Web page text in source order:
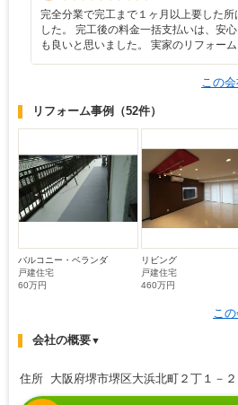
完全分業で完工まで１ヶ月以上要した所
した。 完工後の料金一括支払いは、安
も良いと思いました。 実家のリフォー
この
リフォーム事例 （52件）
バルコニー・ベランダ
戸建住宅
60万円
リビング
戸建住宅
460万円
こ
会社の概要▼
住所 大阪府堺市堺区大浜北町２丁１－２